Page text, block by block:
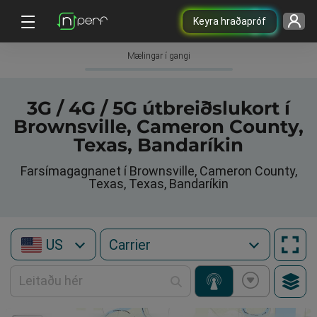
Keyra hraðapróf
Mælingar í gangi
3G / 4G / 5G útbreiðslukort í
Brownsville, Cameron County,
Texas, Bandaríkin
Farsímagagnanet í Brownsville, Cameron County,
Texas, Texas, Bandaríkin
US